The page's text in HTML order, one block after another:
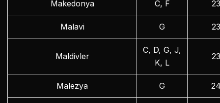
Makedonya C, F
Malavi G
Maldivler
C, D, G, J,
K, L
Malezya G